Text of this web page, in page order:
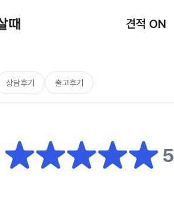
견적 ON
상담후기 출고후기
5